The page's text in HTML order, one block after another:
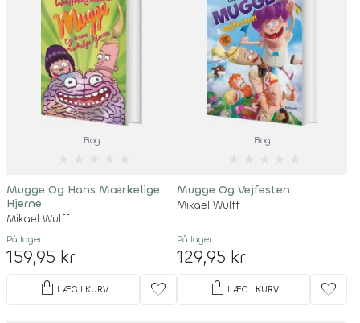
Bog
Mugge Og Hans Mærkelige
Hjerne
Mikael Wulff
På lager
159,95 kr
shopping_bag LÆG I KURV favorite
Bog
Mugge Og Vejfesten
Mikael Wulff
På lager
129,95 kr
shopping_bag LÆG I KURV favorite